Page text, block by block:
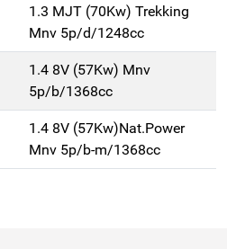
1.3 MJT (70Kw) Trekking
Mnv 5p/d/1248cc
1.4 8V (57Kw) Mnv
5p/b/1368cc
1.4 8V (57Kw)Nat.Power
Mnv 5p/b-m/1368cc